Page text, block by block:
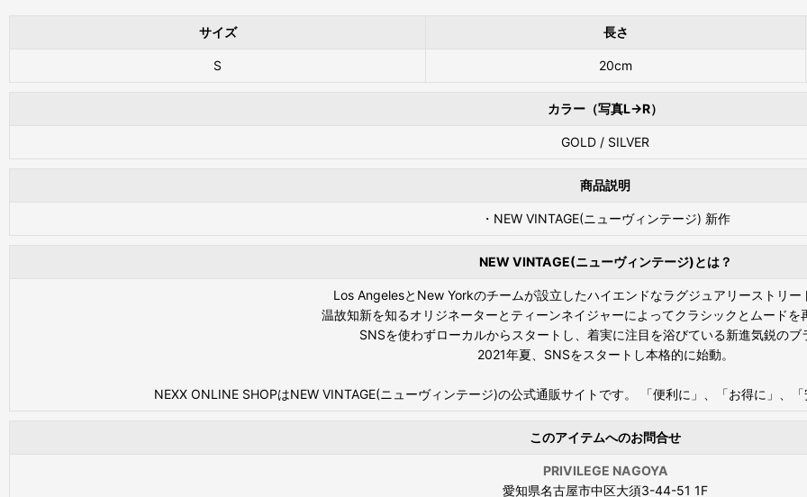
サイズ 長さ
S 20cm
カラー（写真L→R）
GOLD / SILVER
商品説明
・NEW VINTAGE(ニューヴィンテージ) 新作
NEW VINTAGE(ニューヴィンテージ)とは？
Los AngelesとNew Yorkのチームが設立したハイエンドなラグジュアリーストリー
温故知新を知るオリジネーターとティーンネイジャーによってクラシックとムードを
SNSを使わずローカルからスタートし、着実に注目を浴びている新進気鋭のブ
2021年夏、SNSをスタートし本格的に始動。
NEXX ONLINE SHOPはNEW VINTAGE(ニューヴィンテージ)の公式通販サイトです。 「便利に」、「お得に」、
このアイテムへのお問合せ
PRIVILEGE NAGOYA
愛知県名古屋市中区大須3-44-51 1F